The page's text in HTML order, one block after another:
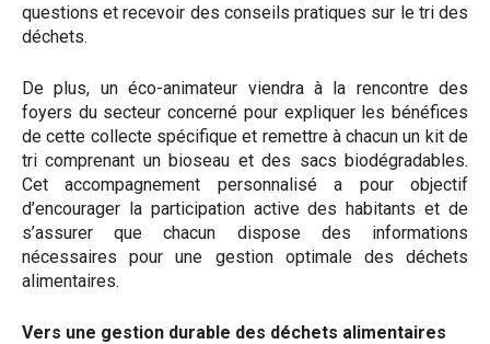
questions et recevoir des conseils pratiques sur le tri des
déchets.
De plus, un éco-animateur viendra à la rencontre des
foyers du secteur concerné pour expliquer les bénéfices
de cette collecte spécifique et remettre à chacun un kit de
tri comprenant un bioseau et des sacs biodégradables.
Cet accompagnement personnalisé a pour objectif
d’encourager la participation active des habitants et de
s’assurer que chacun dispose des informations
nécessaires pour une gestion optimale des déchets
alimentaires.
Vers une gestion durable des déchets alimentaires